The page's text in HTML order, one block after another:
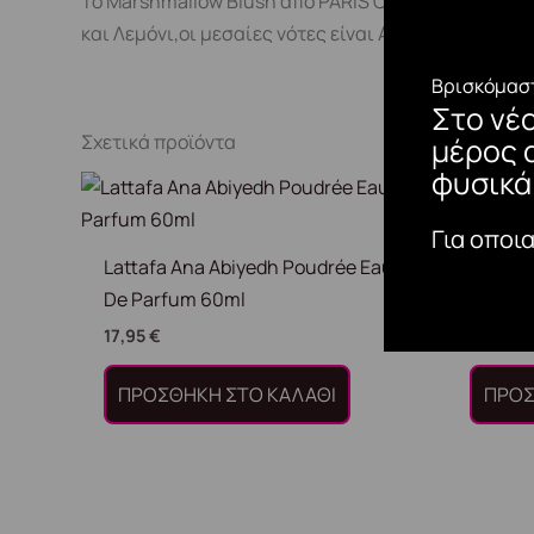
Στο
μέρος
Για
και Λεμόνι,οι μεσαίες νότες είναι Αμπροξάν και
Σχετικά προϊόντα
Lattafa Ana Abiyedh Poudrée Eau
De Parfum 60ml
17,95€
ΠΡΟΣΘΉΚΗ ΣΤΟ ΚΑΛΆΘΙ